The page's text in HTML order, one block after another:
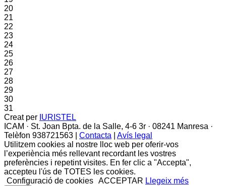
20
21
22
23
24
25
26
27
28
29
30
31
Creat per IURISTEL
ICAM · St. Joan Bpta. de la Salle, 4-6 3r · 08241 Manresa ·
Telèfon 938721563 | Contacta
Avís legal
Utilitzem cookies al nostre lloc web per oferir-vos
l’experiència més rellevant recordant les vostres
preferències i repetint visites. En fer clic a "Accepta",
accepteu l'ús de TOTES les cookies.
Configuració de cookies ACCEPTAR Llegeix més